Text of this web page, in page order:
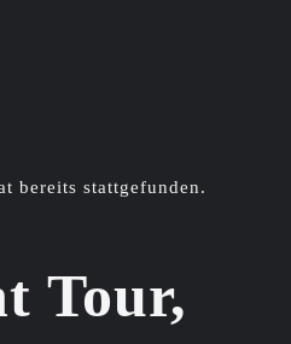
bereits stattgefunden.
Tour,